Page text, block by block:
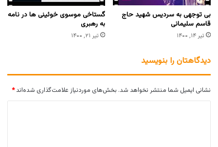
بی توجهی به سردیس شهید حاج
قاسم سلیمانی
تیر ۱۴, ۱۴۰۰
گستاخی موسوی خوئینی ها در نامه
به رهبری
تیر ۲۱, ۱۴۰۰
دیدگاهتان را بنویسید
نشانی ایمیل شما منتشر نخواهد شد. بخش‌های موردنیاز علامت‌گذاری شده‌اند*